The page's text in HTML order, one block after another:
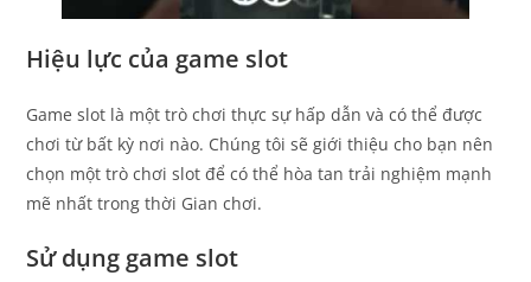
Hiệu lực của game slot
Game slot là một trò chơi thực sự hấp dẫn và có thể được
chơi từ bất kỳ nơi nào. Chúng tôi sẽ giới thiệu cho bạn nên
chọn một trò chơi slot để có thể hòa tan trải nghiệm mạnh
mẽ nhất trong thời Gian chơi.
Sử dụng game slot